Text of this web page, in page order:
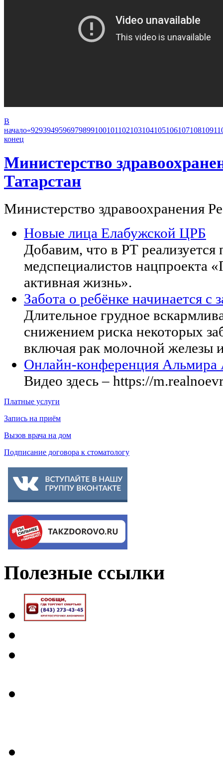
В
начало«9293949596979899100101102103104105106107108109
конец
Министерство
Татарстан
Министерство здравоохранения
Новые лица Елабужской ЦРБ
Добавим, что в РТ
медспециалистов нацпроекта
активная жизнь».
Забота о ребёнке начинается с
Длительное грудное
снижением риска некоторых
включая рак молочной железы
Онлайн-конференция Альмира
Видео здесь – https://
Платные услуги
Запись на приём
Вызов врача на дом
Подписание договора к стоматологу
Полезные ссылки